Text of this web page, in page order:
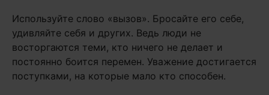
Используйте слово «вызов». Бросайте его себе,
удивляйте себя и других. Ведь люди не
восторгаются теми, кто ничего не делает и
постоянно боится перемен. Уважение достигается
поступками, на которые мало кто способен.